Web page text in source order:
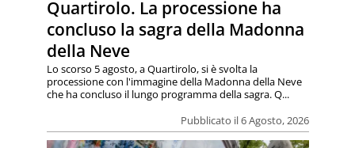
Quartirolo. La processione ha
concluso la sagra della Madonna
della Neve
Pubblicato il 6 Agosto, 2026
Lo scorso 5 agosto, a Quartirolo, si è svolta la
processione con l'immagine della Madonna della Neve
che ha concluso il lungo programma della sagra. Q...